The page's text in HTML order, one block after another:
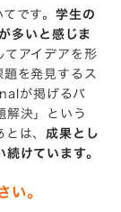
です。学生の
多いと感じま
アイデアを形
を発見するス
が掲げるバ
解決」という
とは、成果とし
けています。
。